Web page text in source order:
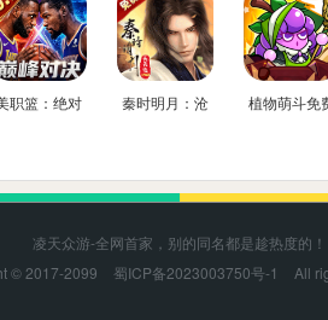
折免费版)
职篮：绝对
秦时明月：沧
植物萌斗免
凌天众游-全网首家，别的同名都是趁热度的！
© 2017-2099
蜀ICP备2023003750号-1 All